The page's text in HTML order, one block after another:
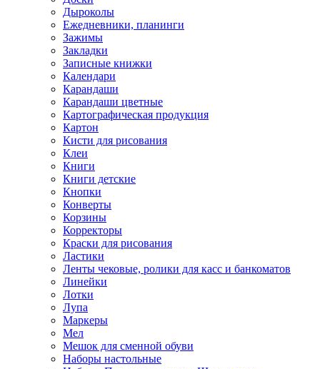
Дыроколы
Ежедневники, планинги
Зажимы
Закладки
Записные книжки
Календари
Карандаши
Карандаши цветные
Картографическая продукция
Картон
Кисти для рисования
Клеи
Книги
Книги детские
Кнопки
Конверты
Корзины
Корректоры
Краски для рисования
Ластики
Ленты чековые, ролики для касс и банкоматов
Линейки
Лотки
Лупа
Маркеры
Мел
Мешок для сменной обуви
Наборы настольные